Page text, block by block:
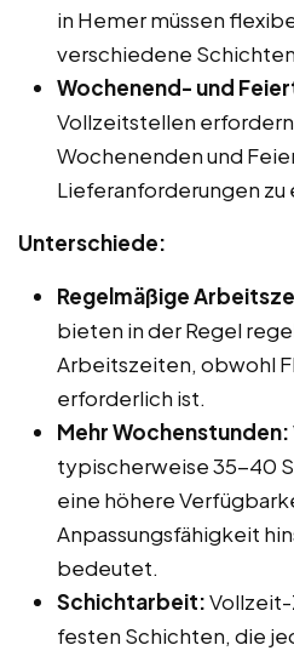
in Hemer müssen
verschiedene
Wochenend- und
Vollzeitstellen
Wochenenden und
Lieferanforderungen zu
Unterschiede:
Regelmäßige
bieten in der Regel
Arbeitszeiten, obwohl
erforderlich ist.
Mehr Wochenstunden:
typischerweise 35-40
eine höhere
Anpassungsfähigkeit
bedeutet.
Schichtarbeit:
festen Schichten, die